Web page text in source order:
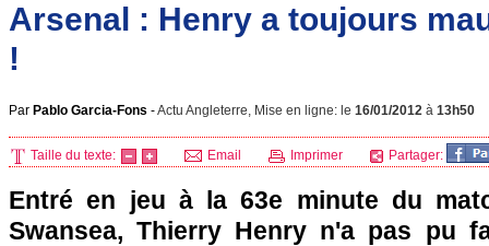
Arsenal : Henry a toujours
!
Par Pablo Garcia-Fons -Actu Angleterre, Mise en ligne: le 16/01/2012 à 13h50
Taille du texte: Email Imprimer Partager:
Entré en jeu à la 63e minute du
Swansea, Thierry Henry n'a pas pu